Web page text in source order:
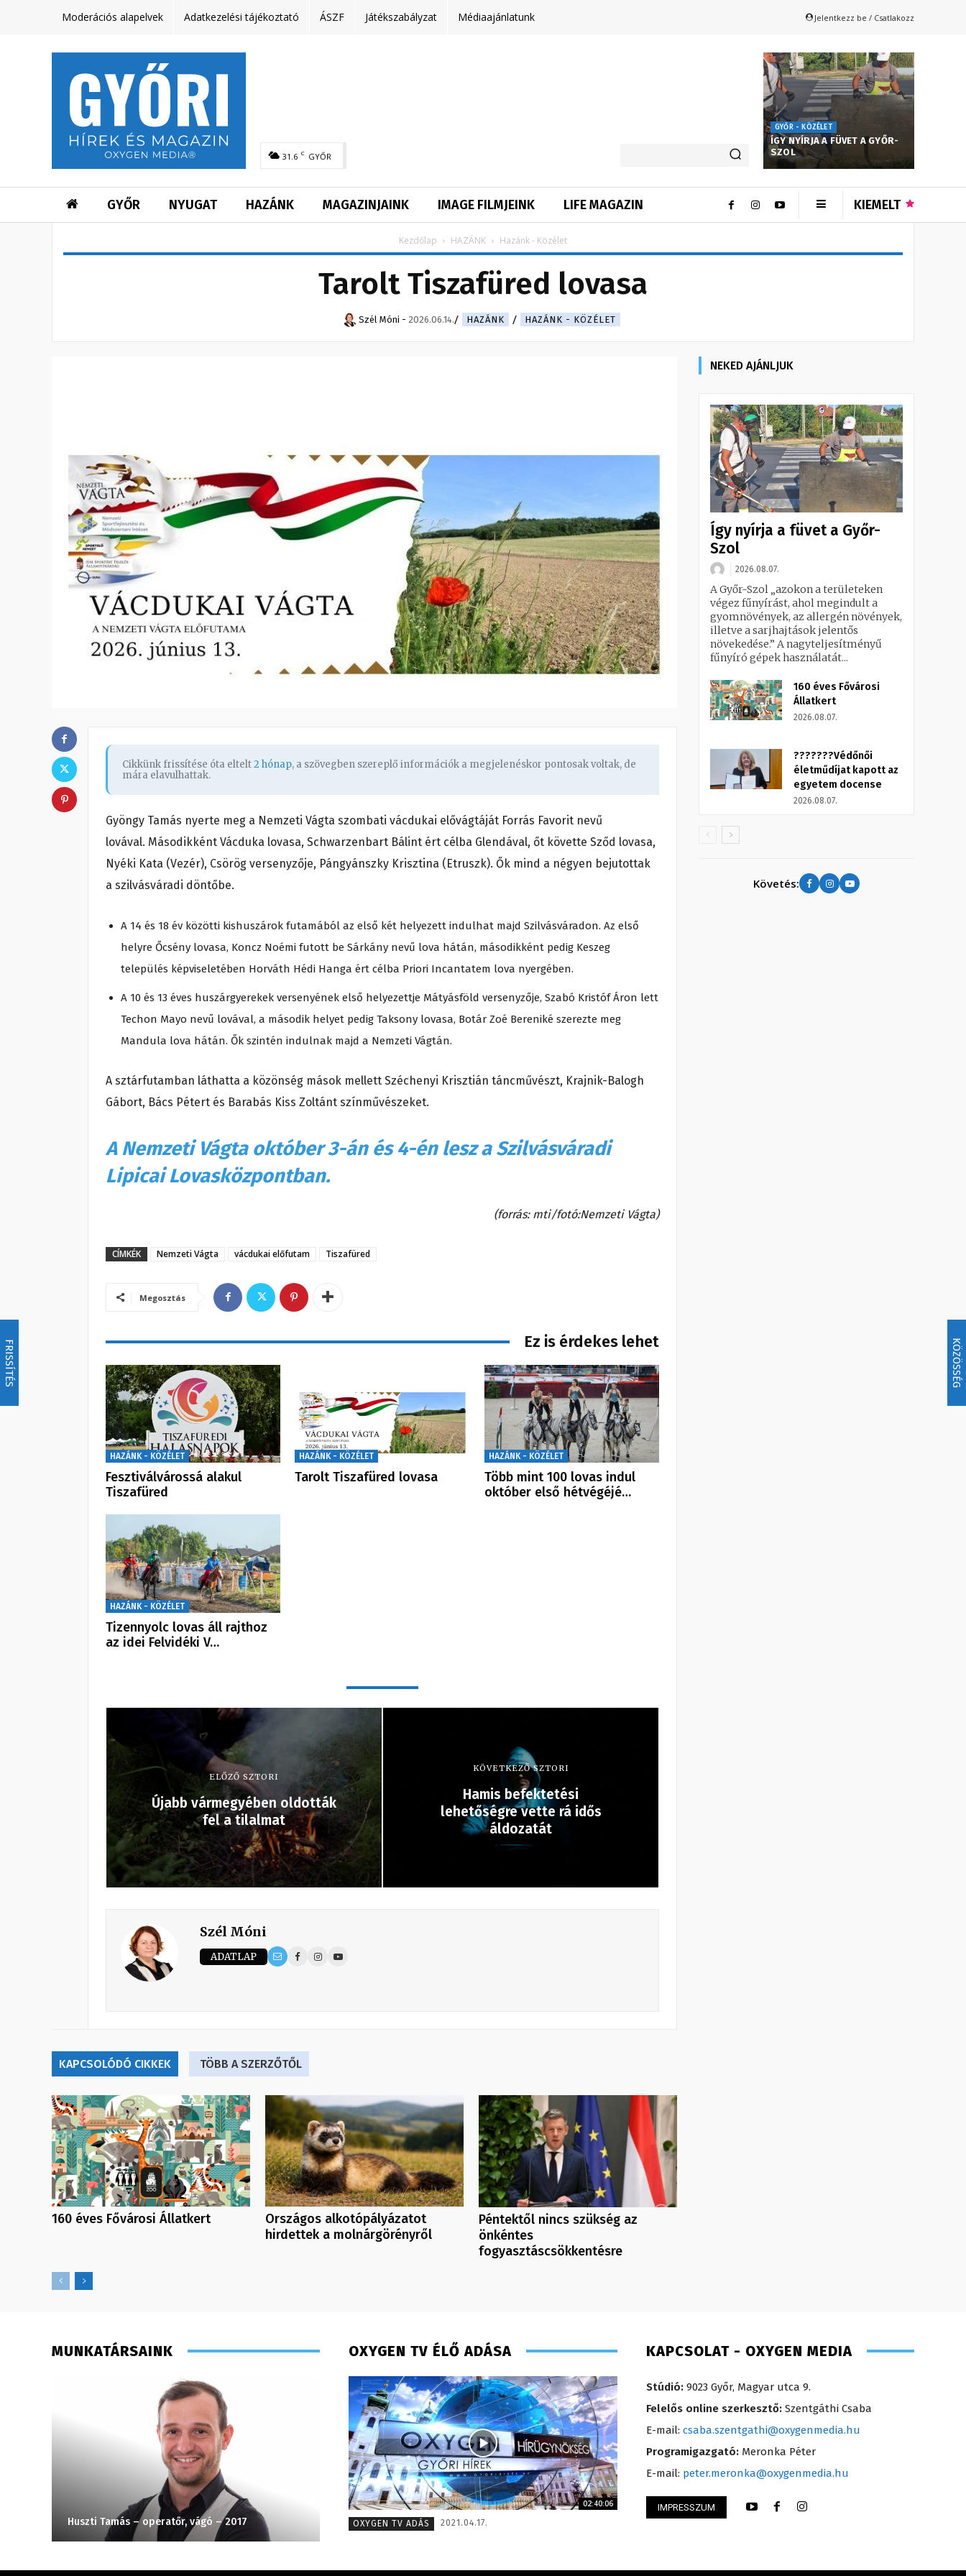
FRISSÍTÉS KÖZÖSSÉG
Moderációs alapelvek Adatkezelési tájékoztató ÁSZF Játékszabályzat Médiaajánlatunk Jelentkezz be / Csatlakozz
31.6 C GYŐR
GYŐR - KÖZÉLET
ÍGY NYÍRJA A FÜVET A GYŐR-
SZOL
GYŐR NYUGAT HAZÁNK MAGAZINJAINK IMAGE FILMJEINK LIFE MAGAZIN KIEMELT
Kezdőlap HAZÁNK Hazánk - Közélet
Tarolt Tiszafüred lovasa
Szél Móni - 2026.06.14. HAZÁNK HAZÁNK - KÖZÉLET
Cikkünk frissítése óta eltelt2 hónap, a szövegben szereplő információk a megjelenéskor pontosak voltak, de
mára elavulhattak.
Gyöngy Tamás nyerte meg a Nemzeti Vágta szombati vácdukai elővágtáját Forrás Favorit nevű
lovával. Másodikként Vácduka lovasa, Schwarzenbart Bálint ért célba Glendával, őt követte Sződ lovasa,
Nyéki Kata (Vezér), Csörög versenyzője, Pángyánszky Krisztina (Etruszk). Ők mind a négyen bejutottak
a szilvásváradi döntőbe.
A 14 és 18 év közötti kishuszárok futamából az első két helyezett indulhat majd Szilvásváradon. Az első
helyre Őcsény lovasa, Koncz Noémi futott be Sárkány nevű lova hátán, másodikként pedig Keszeg
település képviseletében Horváth Hédi Hanga ért célba Priori Incantatem lova nyergében.
A 10 és 13 éves huszárgyerekek versenyének első helyezettje Mátyásföld versenyzője, Szabó Kristóf Áron lett
Techon Mayo nevű lovával, a második helyet pedig Taksony lovasa, Botár Zoé Bereniké szerezte meg
Mandula lova hátán. Ők szintén indulnak majd a Nemzeti Vágtán.
A sztárfutamban láthatta a közönség mások mellett Széchenyi Krisztián táncművészt, Krajnik-Balogh
Gábort, Bács Pétert és Barabás Kiss Zoltánt színművészeket.
A Nemzeti Vágta október 3-án és 4-én lesz a Szilvásváradi
Lipicai Lovasközpontban.
(forrás: mti/fotó:Nemzeti Vágta)
CÍMKÉK Nemzeti Vágta vácdukai előfutam Tiszafüred
Megosztás
Ez is érdekes lehet
HAZÁNK - KÖZÉLET
Fesztiválvárossá alakul
Tiszafüred
HAZÁNK - KÖZÉLET
Tarolt Tiszafüred lovasa
HAZÁNK - KÖZÉLET
Több mint 100 lovas indul
október első hétvégéjé…
HAZÁNK - KÖZÉLET
Tizennyolc lovas áll rajthoz
az idei Felvidéki V…
ELŐZŐ SZTORI
Újabb vármegyében oldották
fel a tilalmat
KÖVETKEZŐ SZTORI
Hamis befektetési
lehetőségre vette rá idős
áldozatát
Szél Móni
ADATLAP
KAPCSOLÓDÓ CIKKEK TÖBB A SZERZŐTŐL
160 éves Fővárosi Állatkert
Országos alkotópályázatot
hirdettek a molnárgörényről
Péntektől nincs szükség az
önkéntes
fogyasztáscsökkentésre
NEKED AJÁNLJUK
Így nyírja a füvet a Győr-
Szol
2026.08.07.
A Győr-Szol „azokon a területeken
végez fűnyírást, ahol megindult a
gyomnövények, az allergén növények,
illetve a sarjhajtások jelentős
növekedése.” A nagyteljesítményű
fűnyíró gépek használatát...
160 éves Fővárosi
Állatkert
2026.08.07.
???????Védőnői
életműdíjat kapott az
egyetem docense
2026.08.07.
Követés:
MUNKATÁRSAINK
Huszti Tamás – operatőr, vágó – 2017 Pénzes Anikó Meronka Péter – programigazgató – 2008
OXYGEN TV ÉLŐ ADÁSA
02:40:06
OXYGEN TV ADÁS
2021.04.17.
KAPCSOLAT - OXYGEN MEDIA
Stúdió: 9023 Győr, Magyar utca 9.
Felelős online szerkesztő: Szentgáthi Csaba
E-mail: csaba.szentgathi@oxygenmedia.hu
Programigazgató: Meronka Péter
E-mail: peter.meronka@oxygenmedia.hu
IMPRESSZUM